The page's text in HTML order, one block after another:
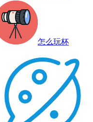
怎么玩杯